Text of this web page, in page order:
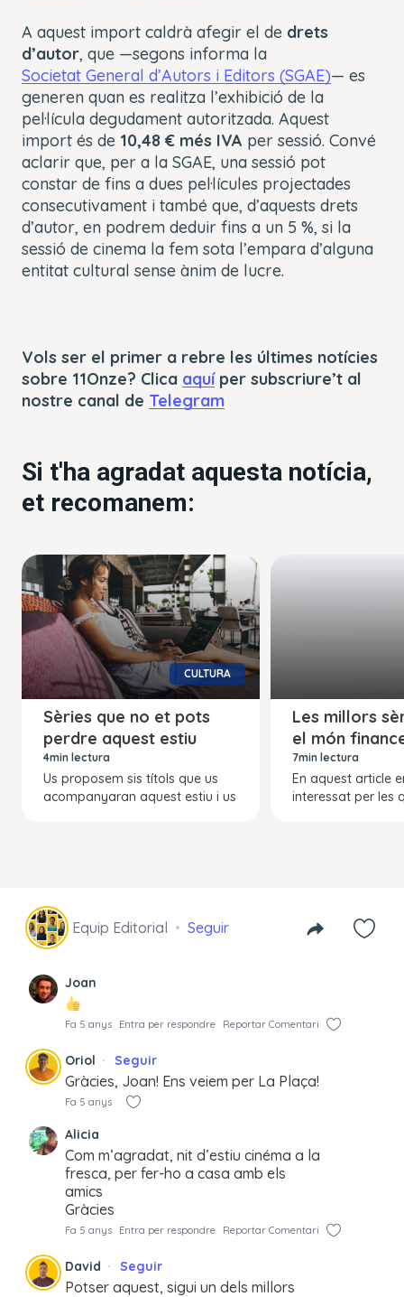
A aquest import caldrà afegir el de drets
d’autor, que —segons informa la
Societat General d’Autors i Editors (SGAE)— es
generen quan es realitza l’exhibició de la
pel·lícula degudament autoritzada. Aquest
import és de 10,48 € més IVA per sessió. Convé
aclarir que, per a la SGAE, una sessió pot
constar de fins a dues pel·lícules projectades
consecutivament i també que, d’aquests drets
d’autor, en podrem deduir fins a un 5 %, si la
sessió de cinema la fem sota l’empara d’alguna
entitat cultural sense ànim de lucre.
Vols ser el primer a rebre les últimes notícies
sobre 11Onze? Clica aquíper subscriure’t al
nostre canal de Telegram
Si t'ha agradat aquesta notícia,
et recomanem:
CULTURA
Sèries que no et pots
perdre aquest estiu
4min lectura
Us proposem sis títols que us
acompanyaran aquest estiu i us
Les millors
el món
7min lectura
En aquest article
interessat per les
Equip Editorial Seguir
Joan
Fa 5 anys Entra per respondre Reportar Comentari
Oriol Seguir
Gràcies, Joan! Ens veiem per La Plaça!
Fa 5 anys
Alicia
Com m’agradat, nit d’estiu cinéma a la
fresca, per fer-ho a casa amb els
amics
Gràcies
Fa 5 anys Entra per respondre Reportar Comentari
David Seguir
Potser aquest, sigui un dels millors